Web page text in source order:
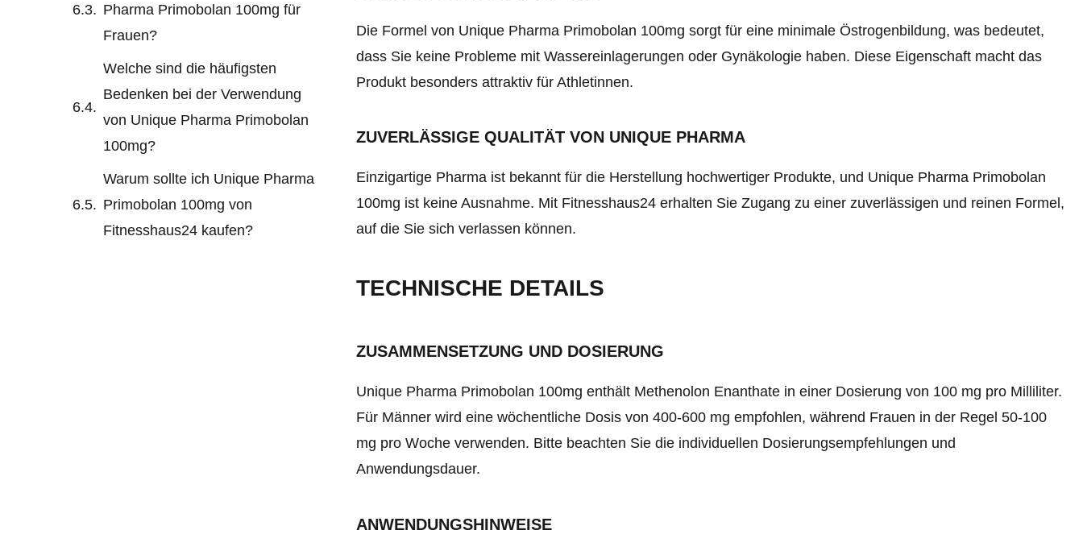
Pharma Primobolan 100mg für
Frauen?
Welche sind die häufigsten
Bedenken bei der Verwendung
von Unique Pharma Primobolan
100mg?
Warum sollte ich Unique Pharma
Primobolan 100mg von
Fitnesshaus24 kaufen?
Die Formel von Unique Pharma Primobolan 100mg sorgt für eine minimale Östrogenbildung, was bedeutet,
dass Sie keine Probleme mit Wassereinlagerungen oder Gynäkologie haben. Diese Eigenschaft macht das
Produkt besonders attraktiv für Athletinnen.
ZUVERLÄSSIGE QUALITÄT VON UNIQUE PHARMA
Einzigartige Pharma ist bekannt für die Herstellung hochwertiger Produkte, und Unique Pharma Primobolan
100mg ist keine Ausnahme. Mit Fitnesshaus24 erhalten Sie Zugang zu einer zuverlässigen und reinen Formel,
auf die Sie sich verlassen können.
TECHNISCHE DETAILS
ZUSAMMENSETZUNG UND DOSIERUNG
Unique Pharma Primobolan 100mg enthält Methenolon Enanthate in einer Dosierung von 100 mg pro Milliliter.
Für Männer wird eine wöchentliche Dosis von 400-600 mg empfohlen, während Frauen in der Regel 50-100
mg pro Woche verwenden. Bitte beachten Sie die individuellen Dosierungsempfehlungen und
Anwendungsdauer.
ANWENDUNGSHINWEISE